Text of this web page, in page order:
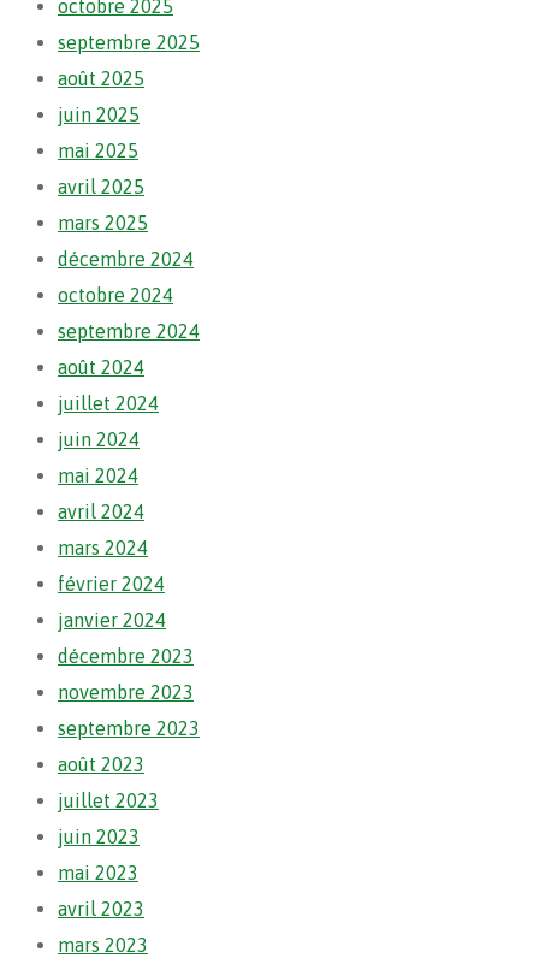
octobre 2025
septembre 2025
août 2025
juin 2025
mai 2025
avril 2025
mars 2025
décembre 2024
octobre 2024
septembre 2024
août 2024
juillet 2024
juin 2024
mai 2024
avril 2024
mars 2024
février 2024
janvier 2024
décembre 2023
novembre 2023
septembre 2023
août 2023
juillet 2023
juin 2023
mai 2023
avril 2023
mars 2023